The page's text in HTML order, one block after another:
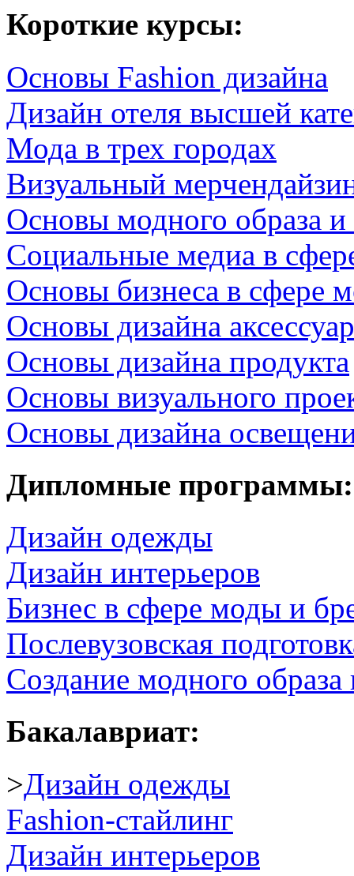
Короткие курсы:
Основы Fashion дизайна
Дизайн отеля высшей
Мода в трех городах
Визуальный
Основы модного образа и
Социальные медиа в
Основы бизнеса в сфере
Основы дизайна
Основы дизайна продукта
Основы визуального
Основы дизайна
Дипломные программы:
Дизайн одежды
Дизайн интерьеров
Бизнес в сфере моды и
Послевузовская
Создание модного образа
Бакалавриат:
>Дизайн одежды
Fashion-стайлинг
Дизайн интерьеров